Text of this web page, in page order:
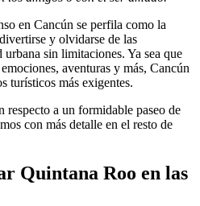
en Cancún se perfila como la
y olvidarse de las
sin limitaciones. Ya sea que
aventuras y más, Cancún
turísticos más exigentes.
respecto a un formidable paseo de
con más detalle en el resto de
Quintana Roo en las